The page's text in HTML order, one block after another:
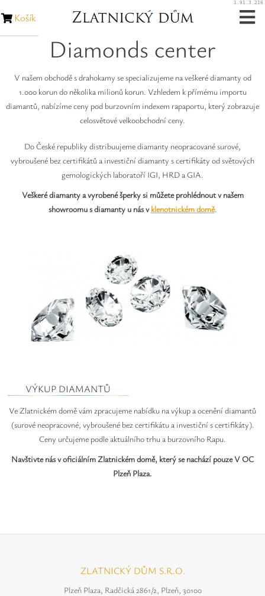
Zásnubní prsteny
Snubní prsteny
Zakázková výroba
Opravy šperků
Opravy hodinek
Diamanty
Safíry
GLI oceňování
Kontakt
Košík
1.91.3.216
Diamonds center
V našem obchodě s drahokamy se specializujeme na veškeré diamanty od
1.000 korun do několika milionů korun. Vzhledem k přímému importu
diamantů, nabízíme ceny pod burzovním indexem rapaportu, který zobrazuje
celosvětové velkoobchodní ceny.
Do České republiky distribuujeme diamanty neopracované surové,
vybroušené bez certifikátů a investiční diamanty s certifikáty od světových
gemologických laboratoří IGI, HRD a GIA.
Veškeré diamanty a vyrobené šperky si můžete prohlédnout v našem
showroomu s diamanty u nás vklenotnickém domě.
VÝKUP DIAMANTŮ
Ve Zlatnickém domě vám zpracujeme nabídku na výkup a ocenění diamantů
(surové neopracovné, vybroušené bez certifikátu a investiční s certifikáty).
Ceny určujeme podle aktuálního trhu a burzovního Rapu.
Navštivte nás v oficiálním Zlatnickém domě, který se nachází pouze V OC
Plzeň Plaza.
ZLATNICKÝ DŮM S.R.O.
Plzeň Plaza, Radčická 2861/2, Plzeň, 30100